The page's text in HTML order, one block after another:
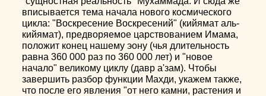
вписывается тема начала нового космического
цикла: "Воскресение Воскресений" (кийямат аль-
кийямат), предворяемое царствованием Имама,
положит конец нашему эону (чья длительность
равна 360 000 раз по 360 000 лет) и "новое
начало" великому циклу (давр а'зам). Чтобы
завершить разбор функции Махди, укажем также,
что после его явления "от него камни, растения и